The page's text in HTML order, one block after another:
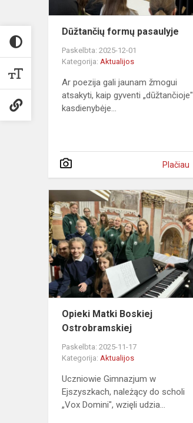
Dūžtančių formų pasaulyje
Paskelbta: 2025-12-01
Kategorija: Aktualijos
Ar poezija gali jaunam žmogui
atsakyti, kaip gyventi „dūžtančioje"
kasdienybėje...
Plačiau
Opieki Matki Boskiej
Ostrobramskiej
Paskelbta: 2025-11-17
Kategorija: Aktualijos
Uczniowie Gimnazjum w
Ejszyszkach, należący do scholi
„Vox Domini", wzięli udzia...